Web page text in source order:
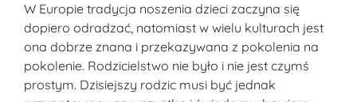
W Europie tradycja noszenia dzieci zaczyna się
dopiero odradzać, natomiast w wielu kulturach jest
ona dobrze znana i przekazywana z pokolenia na
pokolenie. Rodzicielstwo nie było i nie jest czymś
prostym. Dzisiejszy rodzic musi być jednak